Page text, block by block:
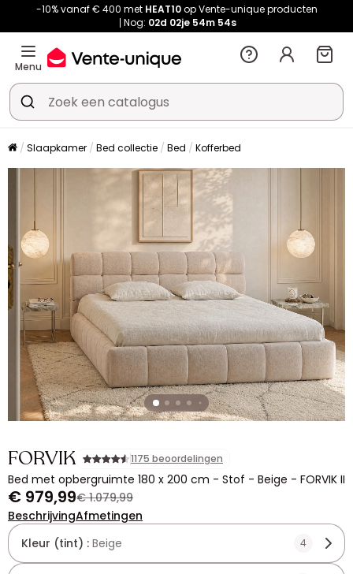
-10% vanaf € 400 met HEAT10op Vente-unique producten
Nog: 02d 02je 54m 54s
Menu
Slaapkamer Bed collectie Bed Kofferbed
FORVIK 1175 beoordelingen
Bed met opbergruimte 180 x 200 cm - Stof - Beige - FORVIK II
€ 979,99€ 1.079,99
BeschrijvingAfmetingen
Kleur (tint) : Beige 4